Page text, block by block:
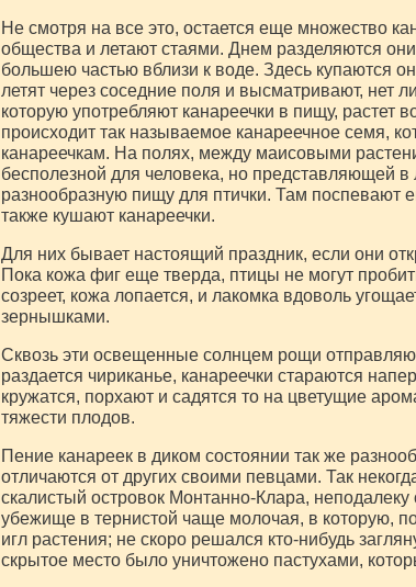
Не смотря на все это, остается еще множество
общества и летают стаями. Днем разделяются
большею частью вблизи к воде. Здесь купаются
летят через соседние поля и высматривают, нет
которую употребляют канареечки в пищу, растет
происходит так называемое канареечное семя,
канареечкам. На полях, между маисовыми
бесполезной для человека, но представляющей в
разнообразную пищу для птички. Там поспевают
также кушают канареечки.
Для них бывает настоящий праздник, если они
Пока кожа фиг еще тверда, птицы не могут
созреет, кожа лопается, и лакомка вдоволь
зернышками.
Сквозь эти освещенные солнцем рощи
раздается чириканье, канареечки стараются
кружатся, порхают и садятся то на цветущие
тяжести плодов.
Пение канареек в диком состоянии так же
отличаются от других своими певцами. Так
скалистый островок Монтанно-Клара,
убежище в тернистой чаще молочая, в которую,
игл растения; не скоро решался кто-нибудь
скрытое место было уничтожено пастухами,